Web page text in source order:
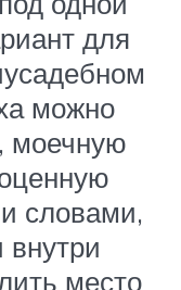
для
можно
моечную
словами,
внутри
место